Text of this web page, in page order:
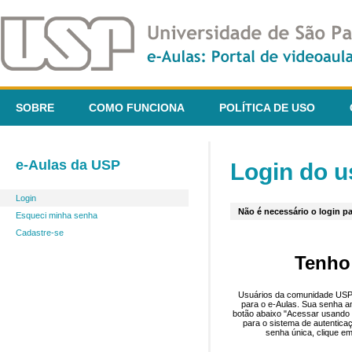
SOBRE COMO FUNCIONA POLÍTICA DE USO
e-Aulas da USP
Login
Esqueci minha senha
Cadastre-se
Login do
Não é necessário o login
Usuários da comunidade
para o e-Aulas. Sua senha
botão abaixo "Acessar
para o sistema de
senha única, clique